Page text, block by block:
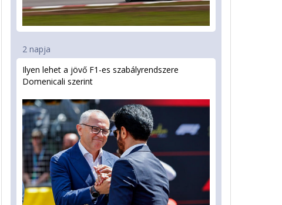
2 napja
Ilyen lehet a jövő F1-es szabályrendszere
Domenicali szerint